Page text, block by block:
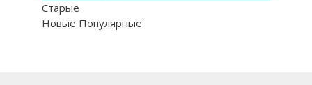
Старые
Новые Популярные